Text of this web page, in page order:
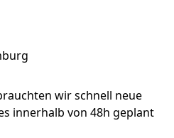
wir schnell neue
innerhalb von 48h geplant